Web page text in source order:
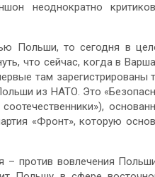
неоднократно
Польши, то сегодня в
что сейчас, когда в
там зарегистрированы
из НАТО. Это
«Фронт», которую
– против вовлечения